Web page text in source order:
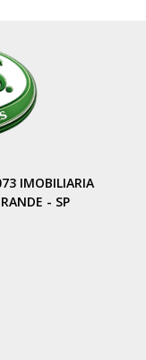
IMOBILIARIA
- SP